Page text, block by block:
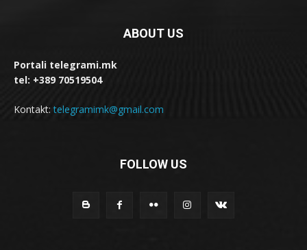
ABOUT US
Portali telegrami.mk
tel: +389 70519504
Kontakt:telegramimk@gmail.com
FOLLOW US